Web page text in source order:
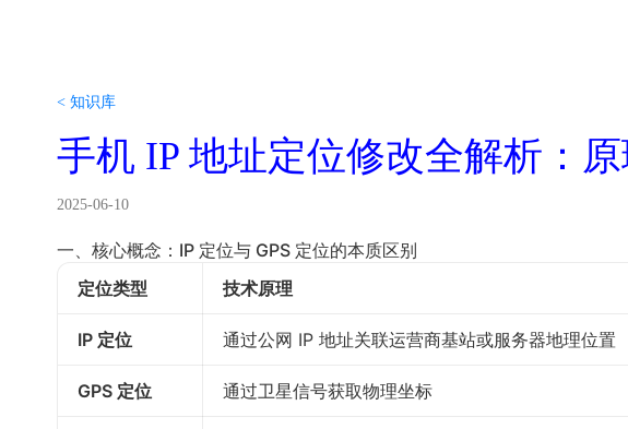
< 知识库
手机 IP 地址定位修改全解析：
2025-06-10
一、核心概念：IP 定位与 GPS 定位的本质区别
定位类型
技术原理
IP 定位 通过公网 IP 地址关联运营商基站或服务器地理位置
GPS 定位 通过卫星信号获取物理坐标